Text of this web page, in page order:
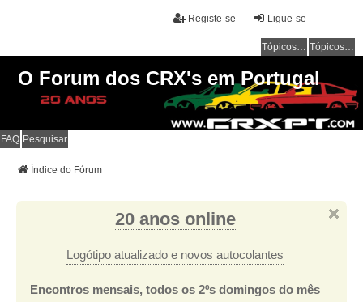
Ligue-se
Registe-se
Tópicos sem resposta Tópicos ativos
O Forum dos CRX's em Portugal
FAQ Pesquisar
Índice do Fórum
20 anos online
Logótipo atualizado e novos autocolantes
Encontros mensais, todos os 2ºs domingos do mês